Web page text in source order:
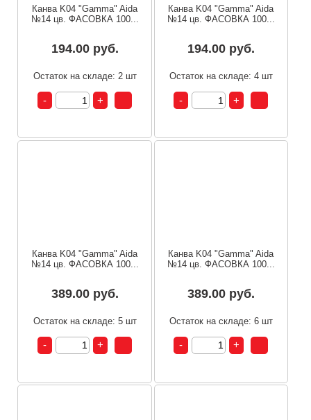
Канва K04 "Gamma" Aida
№14 цв. ФАСОВКА 100...
194.00 руб.
Остаток на складе: 2 шт
Канва K04 "Gamma" Aida
№14 цв. ФАСОВКА 100...
194.00 руб.
Остаток на складе: 4 шт
Канва K04 "Gamma" Aida
№14 цв. ФАСОВКА 100...
389.00 руб.
Остаток на складе: 5 шт
Канва K04 "Gamma" Aida
№14 цв. ФАСОВКА 100...
389.00 руб.
Остаток на складе: 6 шт